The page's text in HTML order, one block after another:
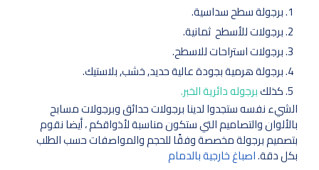
برجولة سطح سداسية.
برجولات للأسطح ثمانية.
برجولات استراحات للاسطح.
برجولة هرمية بجودة عالية حديد, خشب, بلاستيك.
كذلكبرجوله دائرية الخبر.
الشيء نفسه ستجدوا لدينا برجولات حدائق وبرجولات مسابح
بالألوان والتصاميم التي ستكون مناسبة لأذواقكم ، أيضا نقوم
بتصميم برجولة مخصصة وفقًا للحجم والمواصفات حسب الطلب
بكل دقة.اصباغ خارجية بالدمام